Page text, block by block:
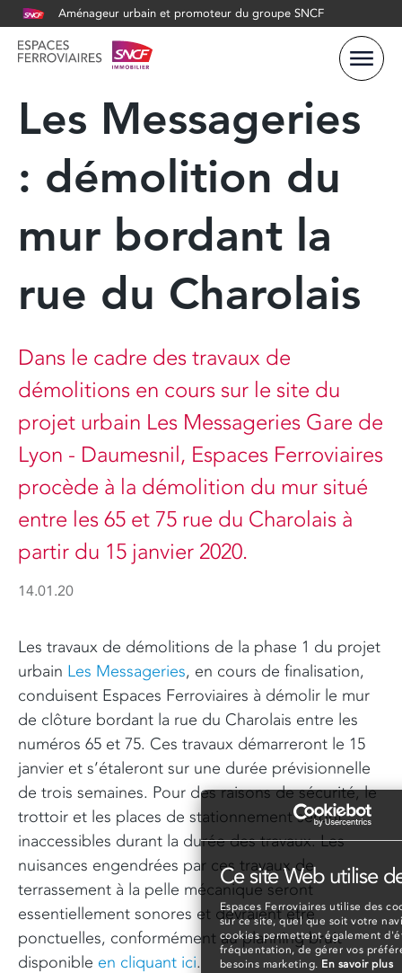
Ce site Web utilise
Espaces Ferroviaires utilise des
sur ce site, quel que soit votre
cookies permettent également
fréquentation, de gérer vos
besoins marketing. En savoir plus
Aménageur urbain et promoteur du groupe SNCF
Les Messageries
: démolition du
mur bordant la
rue du Charolais
Dans le cadre des travaux de
démolitions en cours sur le site du
projet urbain Les Messageries Gare de
Lyon - Daumesnil, Espaces Ferroviaires
procède à la démolition du mur situé
entre les 65 et 75 rue du Charolais à
partir du 15 janvier 2020.
14.01.20
Les travaux de démolitions de la phase 1 du projet
urbain Les Messageries, en cours de finalisation,
conduisent Espaces Ferroviaires à démolir le mur
de clôture bordant la rue du Charolais entre les
numéros 65 et 75. Ces travaux démarreront le 15
janvier et s’étaleront sur une durée prévisionnelle
de trois semaines. Pour des raisons de sécurité, le
trottoir et les places de stationnement seront
inaccessibles durant la durée des travaux. Les
nuisances engendrées par ces travaux de
terrassement à la pelle mécanique seront
essentiellement sonores et devraient être
ponctuelles, conformément au planning bruit
disponible en cliquant ici.